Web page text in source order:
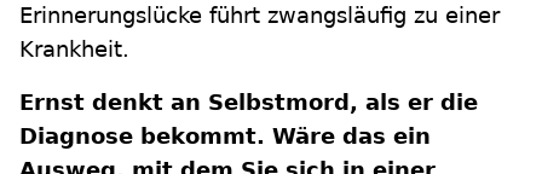
Erinnerungslücke führt zwangsläufig zu einer
Krankheit.
Ernst denkt an Selbstmord, als er die
Diagnose bekommt. Wäre das ein